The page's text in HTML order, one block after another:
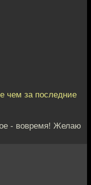
чем за последние
- вовремя! Желаю